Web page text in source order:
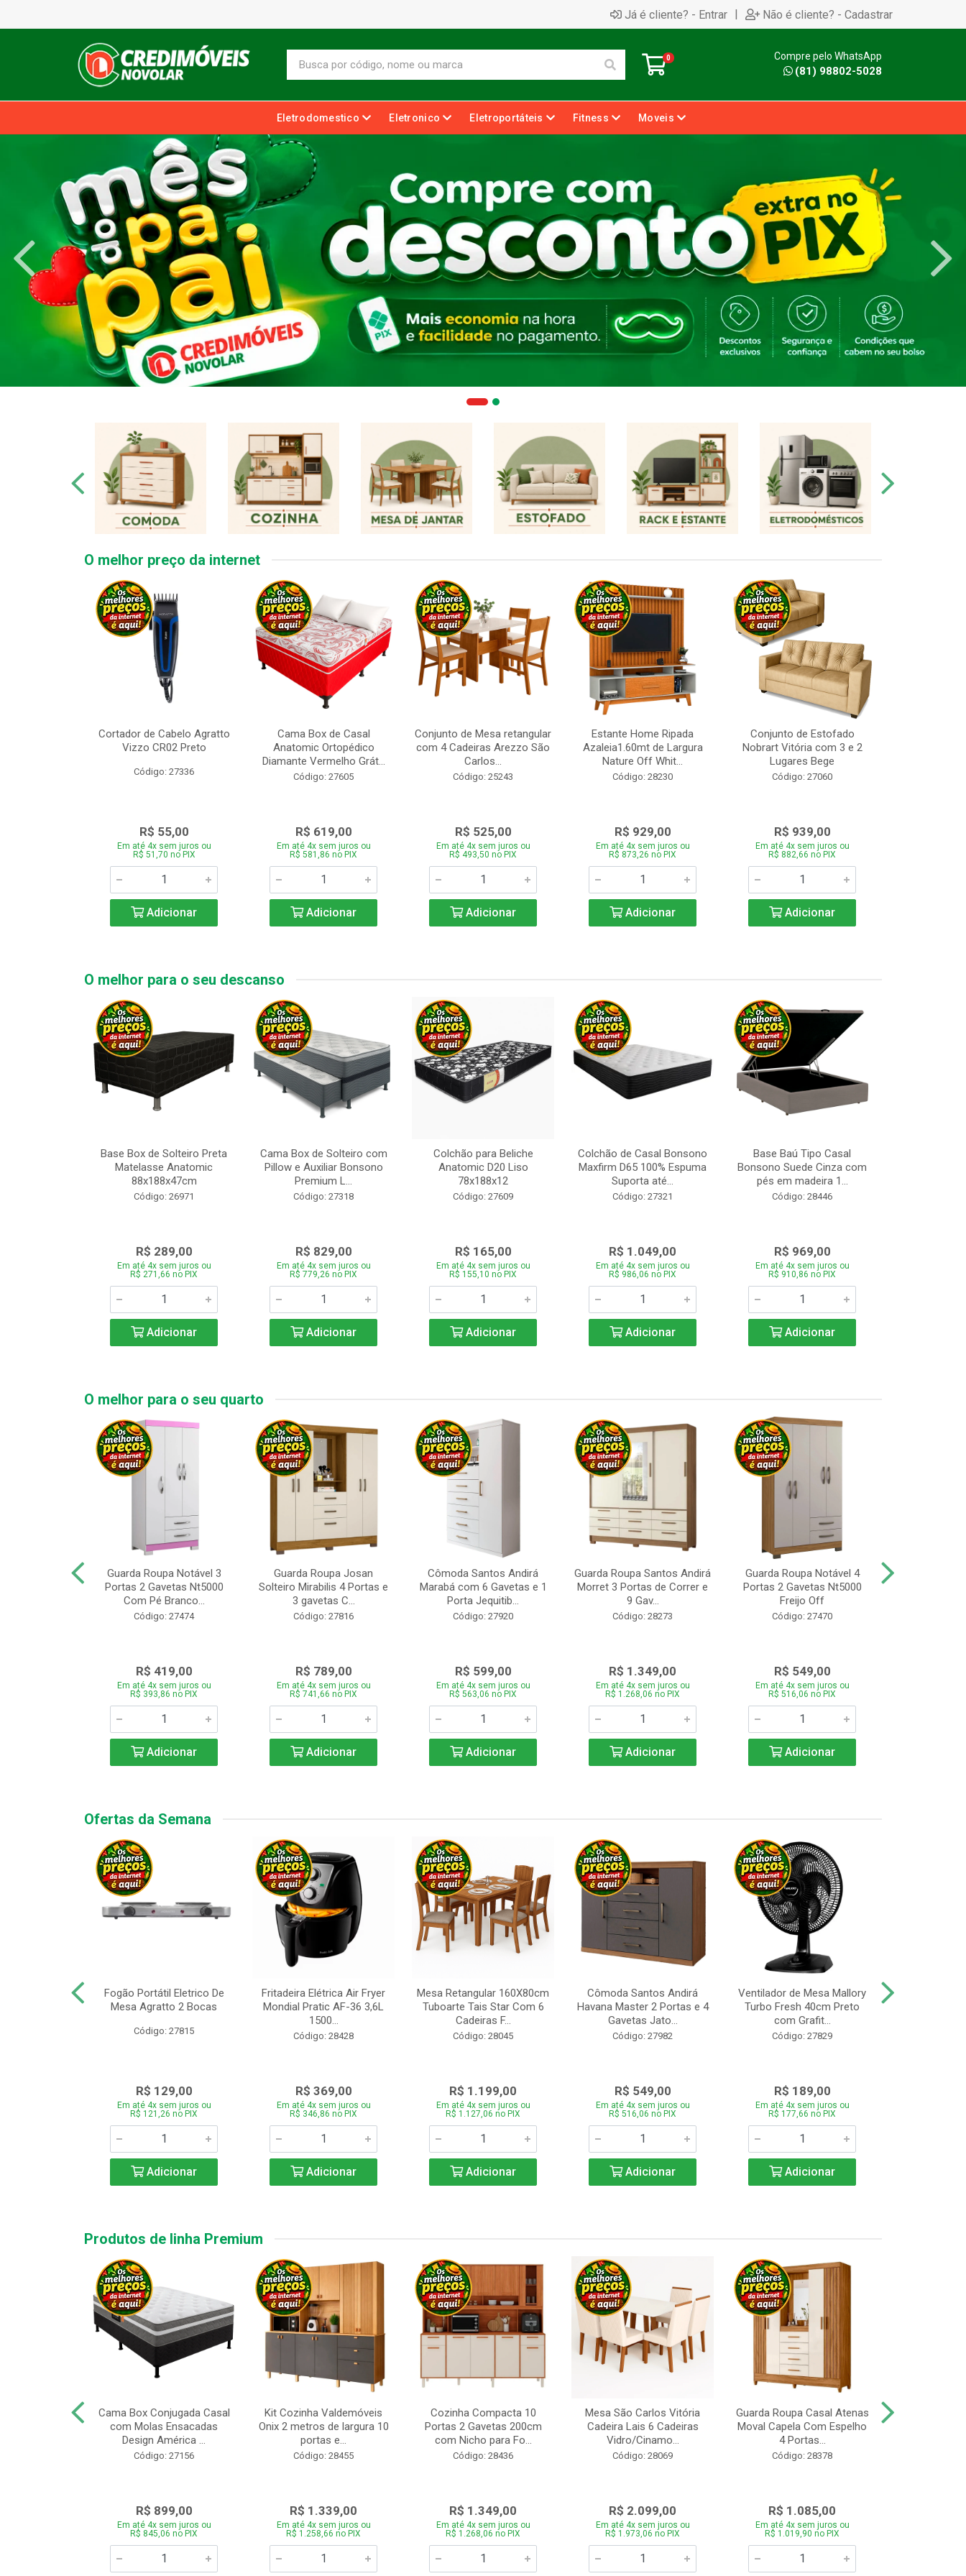
Já é cliente? - Entrar | Não é cliente? - Cadastrar
0 Compre pelo WhatsApp
(81) 98802-5028
Eletrodomestico Eletronico Eletroportáteis Fitness Moveis
O melhor preço da internet
Cortador de Cabelo Agratto
Vizzo CR02 Preto
Código: 27336
R$ 55,00
Em até 4x sem juros ou
R$ 51,70 no PIX
Adicionar
Cama Box de Casal
Anatomic Ortopédico
Diamante Vermelho Grát...
Código: 27605
R$ 619,00
Em até 4x sem juros ou
R$ 581,86 no PIX
Adicionar
Conjunto de Mesa retangular
com 4 Cadeiras Arezzo São
Carlos...
Código: 25243
R$ 525,00
Em até 4x sem juros ou
R$ 493,50 no PIX
Adicionar
Estante Home Ripada
Azaleia1.60mt de Largura
Nature Off Whit...
Código: 28230
R$ 929,00
Em até 4x sem juros ou
R$ 873,26 no PIX
Adicionar
Conjunto de Estofado
Nobrart Vitória com 3 e 2
Lugares Bege
Código: 27060
R$ 939,00
Em até 4x sem juros ou
R$ 882,66 no PIX
Adicionar
O melhor para o seu descanso
Base Box de Solteiro Preta
Matelasse Anatomic
88x188x47cm
Código: 26971
R$ 289,00
Em até 4x sem juros ou
R$ 271,66 no PIX
Adicionar
Cama Box de Solteiro com
Pillow e Auxiliar Bonsono
Premium L...
Código: 27318
R$ 829,00
Em até 4x sem juros ou
R$ 779,26 no PIX
Adicionar
Colchão para Beliche
Anatomic D20 Liso
78x188x12
Código: 27609
R$ 165,00
Em até 4x sem juros ou
R$ 155,10 no PIX
Adicionar
Colchão de Casal Bonsono
Maxfirm D65 100% Espuma
Suporta até...
Código: 27321
R$ 1.049,00
Em até 4x sem juros ou
R$ 986,06 no PIX
Adicionar
Base Baú Tipo Casal
Bonsono Suede Cinza com
pés em madeira 1...
Código: 28446
R$ 969,00
Em até 4x sem juros ou
R$ 910,86 no PIX
Adicionar
O melhor para o seu quarto
Guarda Roupa Notável 3
Portas 2 Gavetas Nt5000
Com Pé Branco...
Código: 27474
R$ 419,00
Em até 4x sem juros ou
R$ 393,86 no PIX
Adicionar
Guarda Roupa Josan
Solteiro Mirabilis 4 Portas e
3 gavetas C...
Código: 27816
R$ 789,00
Em até 4x sem juros ou
R$ 741,66 no PIX
Adicionar
Cômoda Santos Andirá
Marabá com 6 Gavetas e 1
Porta Jequitib...
Código: 27920
R$ 599,00
Em até 4x sem juros ou
R$ 563,06 no PIX
Adicionar
Guarda Roupa Santos Andirá
Morret 3 Portas de Correr e
9 Gav...
Código: 28273
R$ 1.349,00
Em até 4x sem juros ou
R$ 1.268,06 no PIX
Adicionar
Guarda Roupa Notável 4
Portas 2 Gavetas Nt5000
Freijo Off
Código: 27470
R$ 549,00
Em até 4x sem juros ou
R$ 516,06 no PIX
Adicionar
Ofertas da Semana
Fogão Portátil Eletrico De
Mesa Agratto 2 Bocas
Código: 27815
R$ 129,00
Em até 4x sem juros ou
R$ 121,26 no PIX
Adicionar
Fritadeira Elétrica Air Fryer
Mondial Pratic AF-36 3,6L
1500...
Código: 28428
R$ 369,00
Em até 4x sem juros ou
R$ 346,86 no PIX
Adicionar
Mesa Retangular 160X80cm
Tuboarte Tais Star Com 6
Cadeiras F...
Código: 28045
R$ 1.199,00
Em até 4x sem juros ou
R$ 1.127,06 no PIX
Adicionar
Cômoda Santos Andirá
Havana Master 2 Portas e 4
Gavetas Jato...
Código: 27982
R$ 549,00
Em até 4x sem juros ou
R$ 516,06 no PIX
Adicionar
Ventilador de Mesa Mallory
Turbo Fresh 40cm Preto
com Grafit...
Código: 27829
R$ 189,00
Em até 4x sem juros ou
R$ 177,66 no PIX
Adicionar
Produtos de linha Premium
Cama Box Conjugada Casal
com Molas Ensacadas
Design América ...
Código: 27156
R$ 899,00
Em até 4x sem juros ou
R$ 845,06 no PIX
Kit Cozinha Valdemóveis
Onix 2 metros de largura 10
portas e...
Código: 28455
R$ 1.339,00
Em até 4x sem juros ou
R$ 1.258,66 no PIX
Cozinha Compacta 10
Portas 2 Gavetas 200cm
com Nicho para Fo...
Código: 28436
R$ 1.349,00
Em até 4x sem juros ou
R$ 1.268,06 no PIX
Mesa São Carlos Vitória
Cadeira Lais 6 Cadeiras
Vidro/Cinamo...
Código: 28069
R$ 2.099,00
Em até 4x sem juros ou
R$ 1.973,06 no PIX
Guarda Roupa Casal Atenas
Moval Capela Com Espelho
4 Portas...
Código: 28378
R$ 1.085,00
Em até 4x sem juros ou
R$ 1.019,90 no PIX